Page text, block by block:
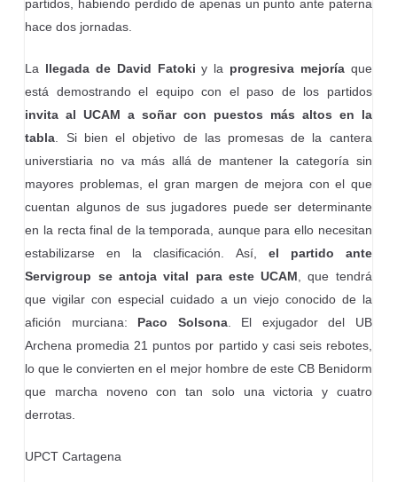
partidos, habiendo perdido de apenas un punto ante paterna
hace dos jornadas.
La llegada de David Fatoki y la progresiva mejoríaque
está demostrando el equipo con el paso de los partidos
invita al UCAM a soñar con puestos más altos en la
tabla. Si bien el objetivo de las promesas de la cantera
universtiaria no va más allá de mantener la categoría sin
mayores problemas, el gran margen de mejora con el que
cuentan algunos de sus jugadores puede ser determinante
en la recta final de la temporada, aunque para ello necesitan
estabilizarse en la clasificación. Así, el partido ante
Servigroup se antoja vital para este UCAM, que tendrá
que vigilar con especial cuidado a un viejo conocido de la
afición murciana: Paco Solsona. El exjugador del UB
Archena promedia 21 puntos por partido y casi seis rebotes,
lo que le convierten en el mejor hombre de este CB Benidorm
que marcha noveno con tan solo una victoria y cuatro
derrotas.
UPCT Cartagena